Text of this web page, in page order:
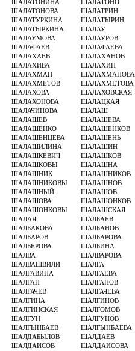
ШАЛАТОНИНА ШАЛАТОНО
ШАЛАТОНОВА
ШАЛАТРИН
ШАЛАТУРКИНА
ШАЛАТЫРИН
ШАЛАТЫРКИНА
ШАЛАУ
ШАЛАУМОВА
ШАЛАУРОВ
ШАЛАФАЕВ
ШАЛАФАЕВА
ШАЛАХАЕВ
ШАЛАХАНОВ
ШАЛАХИВА
ШАЛАХИН
ШАЛАХМАН
ШАЛАХМАНОВА
ШАЛАХМЕТОВ
ШАЛАХМЕТОВА
ШАЛАХОВА
ШАЛАХОВСКАЯ
ШАЛАХОНОВА
ШАЛАЦКАЯ
ШАЛАЧИНОВА
ШАЛАШ
ШАЛАШЕВ
ШАЛАШЕВА
ШАЛАШЕНКО
ШАЛАШЕНКОВ
ШАЛАШЕНЦЕВА
ШАЛАШЕНЬ
ШАЛАШИЛИНА
ШАЛАШИН
ШАЛАШКЕВИЧ
ШАЛАШКОВ
ШАЛАШКОВЫ
ШАЛАШНА
ШАЛАШНИК
ШАЛАШНИКОВ
ШАЛАШНИКОВЫ
ШАЛАШНОВ
ШАЛАШНЫЙ
ШАЛАШОВ
ШАЛАШОВА
ШАЛАШОНКОВ
ШАЛАШОНКОВЫ
ШАЛАШСКАЯ
ШАЛАЯ
ШАЛБАЕВ
ШАЛБАКОВА
ШАЛБАНОВ
ШАЛБАРОВ
ШАЛБАРОВА
ШАЛБЕРОВА
ШАЛБИНА
ШАЛВА
ШАЛВАРОВА
ШАЛВАШВИЛИ
ШАЛГА
ШАЛГАВИНА
ШАЛГАЕВА
ШАЛГАН
ШАЛГАНОВ
ШАЛГАЧЕВ
ШАЛГАЧЕВА
ШАЛГИНА
ШАЛГИНОВ
ШАЛГИНСКАЯ
ШАЛГОМОВ
ШАЛГУН
ШАЛГУНОВ
ШАЛГЫНБАЕВ
ШАЛГЫНБАЕВА
ШАЛДАБЫЛОВ
ШАЛДАЕВ
ШАЛДАИСОВ
ШАЛДАИСОВА